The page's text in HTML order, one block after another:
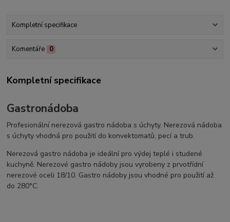
Kompletní specifikace
Komentáře 0
Kompletní specifikace
Gastronádoba
Profesionální nerezová gastro nádoba s úchyty. Nerezová nádoba
s úchyty vhodná pro použití do konvektomatů, pecí a trub.
Nerezová gastro nádoba je ideální pro výdej teplé i studené
kuchyně. Nerezové gastro nádoby jsou vyrobeny z prvotřídní
nerezové oceli 18/10. Gastro nádoby jsou vhodné pro použití až
do 280°C.